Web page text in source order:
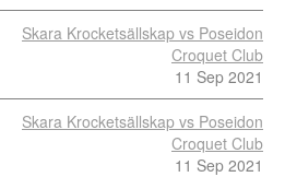
Skara Krocketsällskap vs Poseidon
Croquet Club
11 Sep 2021
Skara Krocketsällskap vs Poseidon
Croquet Club
11 Sep 2021